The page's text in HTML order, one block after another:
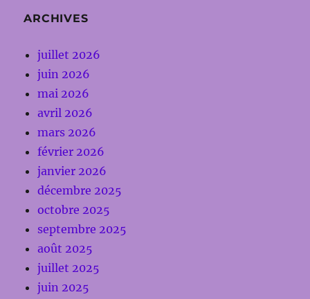
ARCHIVES
juillet 2026
juin 2026
mai 2026
avril 2026
mars 2026
février 2026
janvier 2026
décembre 2025
octobre 2025
septembre 2025
août 2025
juillet 2025
juin 2025